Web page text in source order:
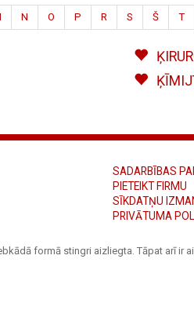
N O P R S Š T
SADARBĪBAS
PIETEIKT FIRMU
SĪKDATŅU
PRIVĀTUMA
formā stingri aizliegta. Tāpat arī ir